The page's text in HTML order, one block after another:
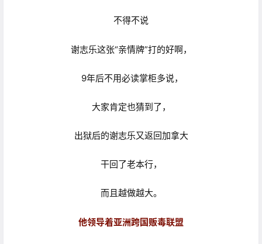
不得不说
谢志乐这张“亲情牌”打的好啊，
9年后不用必读掌柜多说，
大家肯定也猜到了，
出狱后的谢志乐又返回加拿大
干回了老本行，
而且越做越大。
他领导着亚洲跨国贩毒联盟